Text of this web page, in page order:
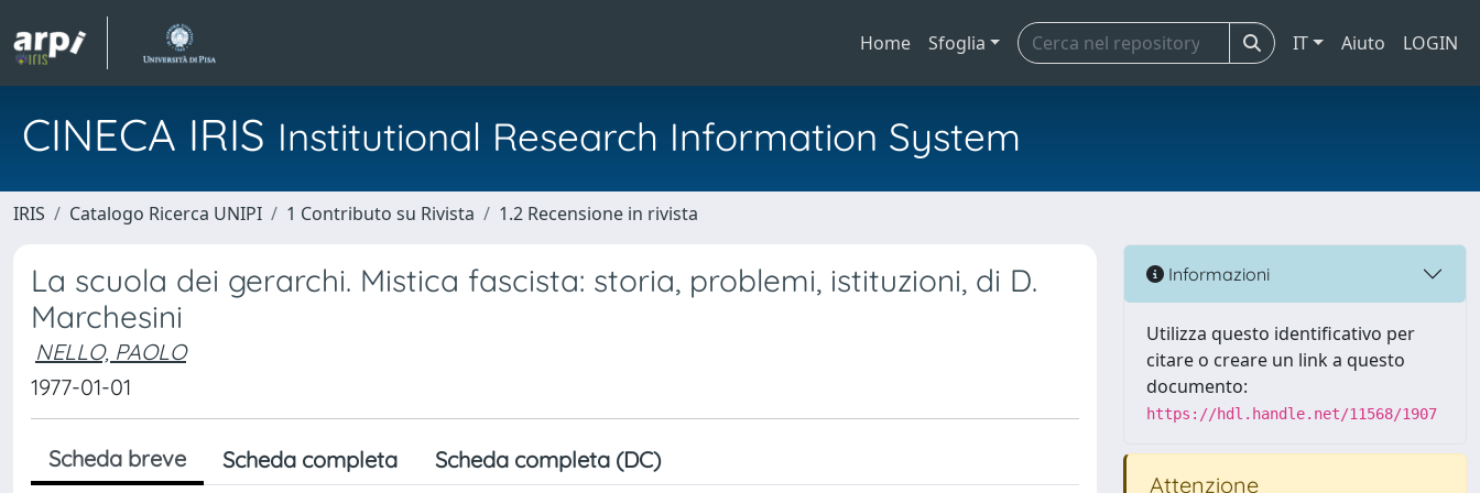
Home Sfoglia IT Aiuto LOGIN
CINECA IRIS Institutional Research Information System
IRIS Catalogo Ricerca UNIPI 1 Contributo su Rivista 1.2 Recensione in rivista
La scuola dei gerarchi. Mistica fascista: storia, problemi, istituzioni, di D.
Marchesini
NELLO, PAOLO
1977-01-01
Scheda breve Scheda completa Scheda completa (DC)
Informazioni
Utilizza questo identificativo per
citare o creare un link a questo
documento:
https://hdl.handle.net/11568/1907
Attenzione